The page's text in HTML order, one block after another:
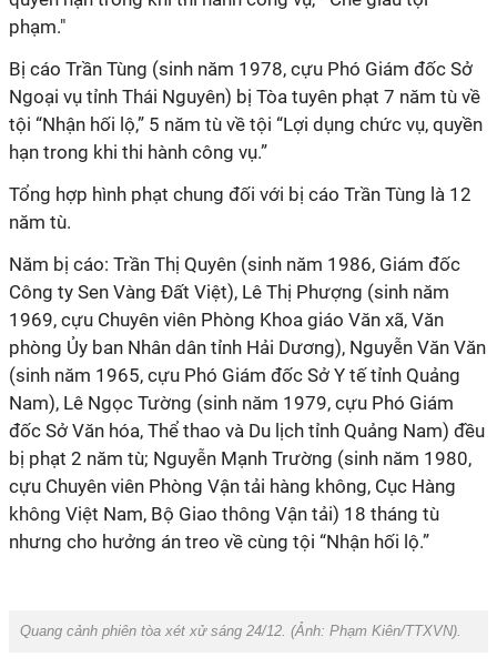
phạm."
Bị cáo Trần Tùng (sinh năm 1978, cựu Phó Giám đốc Sở
Ngoại vụ tỉnh Thái Nguyên) bị Tòa tuyên phạt 7 năm tù về
tội “Nhận hối lộ,” 5 năm tù về tội “Lợi dụng chức vụ, quyền
hạn trong khi thi hành công vụ.”
Tổng hợp hình phạt chung đối với bị cáo Trần Tùng là 12
năm tù.
Năm bị cáo: Trần Thị Quyên (sinh năm 1986, Giám đốc
Công ty Sen Vàng Đất Việt), Lê Thị Phượng (sinh năm
1969, cựu Chuyên viên Phòng Khoa giáo Văn xã, Văn
phòng Ủy ban Nhân dân tỉnh Hải Dương), Nguyễn Văn Văn
(sinh năm 1965, cựu Phó Giám đốc Sở Y tế tỉnh Quảng
Nam), Lê Ngọc Tường (sinh năm 1979, cựu Phó Giám
đốc Sở Văn hóa, Thể thao và Du lịch tỉnh Quảng Nam) đều
bị phạt 2 năm tù; Nguyễn Mạnh Trường (sinh năm 1980,
cựu Chuyên viên Phòng Vận tải hàng không, Cục Hàng
không Việt Nam, Bộ Giao thông Vận tải) 18 tháng tù
nhưng cho hưởng án treo về cùng tội “Nhận hối lộ.”
Quang cảnh phiên tòa xét xử sáng 24/12. (Ảnh: Phạm Kiên/TTXVN).